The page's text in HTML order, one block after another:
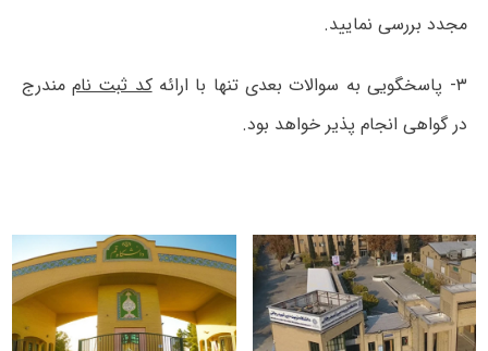
مجدد بررسی نمایید.
۳- پاسخگویی به سوالات بعدی تنها با ارائه کد ثبت نام مندرج
در گواهی انجام پذیر خواهد بود.